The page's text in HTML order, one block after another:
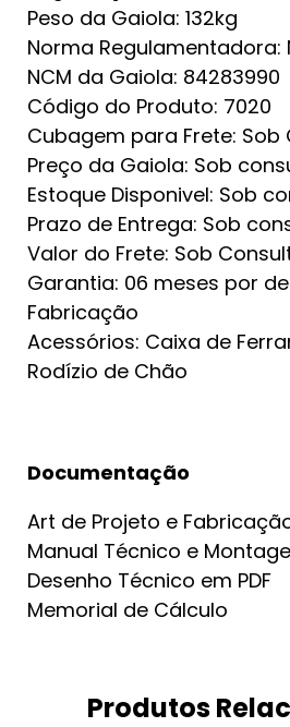
Peso da Gaiola: 132kg
Norma Regulamentadora:
NCM da Gaiola: 84283990
Código do Produto: 7020
Cubagem para Frete: Sob
Preço da Gaiola: Sob
Estoque Disponivel: Sob
Prazo de Entrega: Sob
Valor do Frete: Sob
Garantia: 06 meses por
Fabricação
Acessórios: Caixa de
Rodízio de Chão
Documentação
Art de Projeto e
Manual Técnico e
Desenho Técnico em PDF
Memorial de Cálculo
Produtos